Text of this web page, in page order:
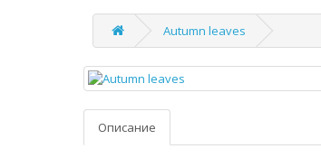
Autumn leaves
Описание